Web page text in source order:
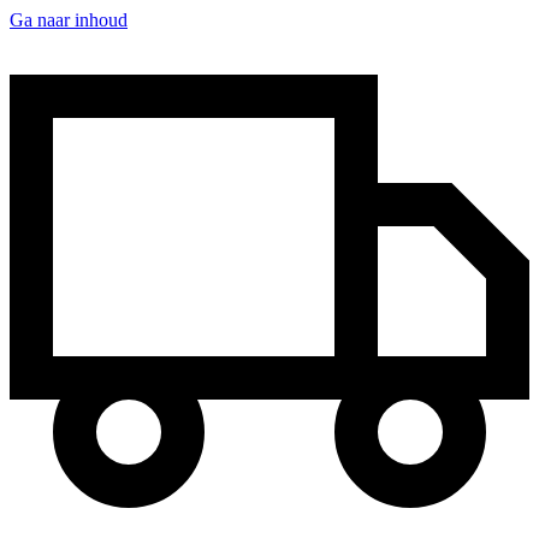
Ga naar inhoud